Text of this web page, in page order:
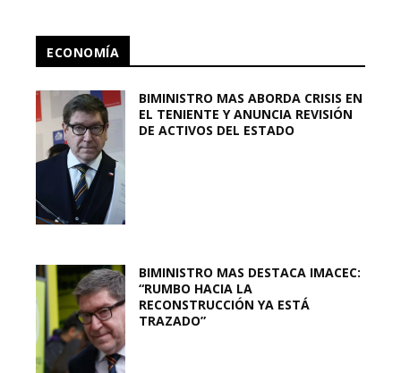
ECONOMÍA
BIMINISTRO MAS ABORDA CRISIS EN
EL TENIENTE Y ANUNCIA REVISIÓN
DE ACTIVOS DEL ESTADO
BIMINISTRO MAS DESTACA IMACEC:
“RUMBO HACIA LA
RECONSTRUCCIÓN YA ESTÁ
TRAZADO”